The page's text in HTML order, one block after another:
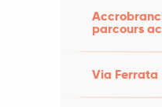
parcours
Via Ferrata